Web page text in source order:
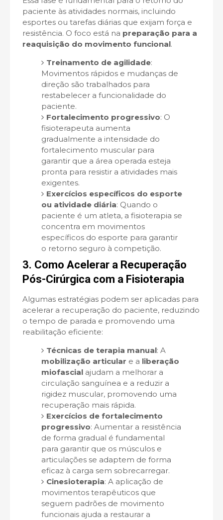
paciente às atividades normais, incluindo
esportes ou tarefas diárias que exijam força e
resistência. O foco está na preparação para a
reaquisição do movimento funcional.
Treinamento de agilidade:
Movimentos rápidos e mudanças de
direção são trabalhados para
restabelecer a funcionalidade do
paciente.
Fortalecimento progressivo: O
fisioterapeuta aumenta
gradualmente a intensidade do
fortalecimento muscular para
garantir que a área operada esteja
pronta para resistir a atividades mais
exigentes.
Exercícios específicos do esporte
ou atividade diária: Quando o
paciente é um atleta, a fisioterapia se
concentra em movimentos
específicos do esporte para garantir
o retorno seguro à competição.
3. Como Acelerar a Recuperação
Pós-Cirúrgica com a Fisioterapia
Algumas estratégias podem ser aplicadas para
acelerar a recuperação do paciente, reduzindo
o tempo de parada e promovendo uma
reabilitação eficiente:
Técnicas de terapia manual: A
mobilização articular e a liberação
miofascialajudam a melhorar a
circulação sanguínea e a reduzir a
rigidez muscular, promovendo uma
recuperação mais rápida.
Exercícios de fortalecimento
progressivo: Aumentar a resistência
de forma gradual é fundamental
para garantir que os músculos e
articulações se adaptem de forma
eficaz à carga sem sobrecarregar.
Cinesioterapia: A aplicação de
movimentos terapêuticos que
seguem padrões de movimento
funcionais ajuda a restaurar a